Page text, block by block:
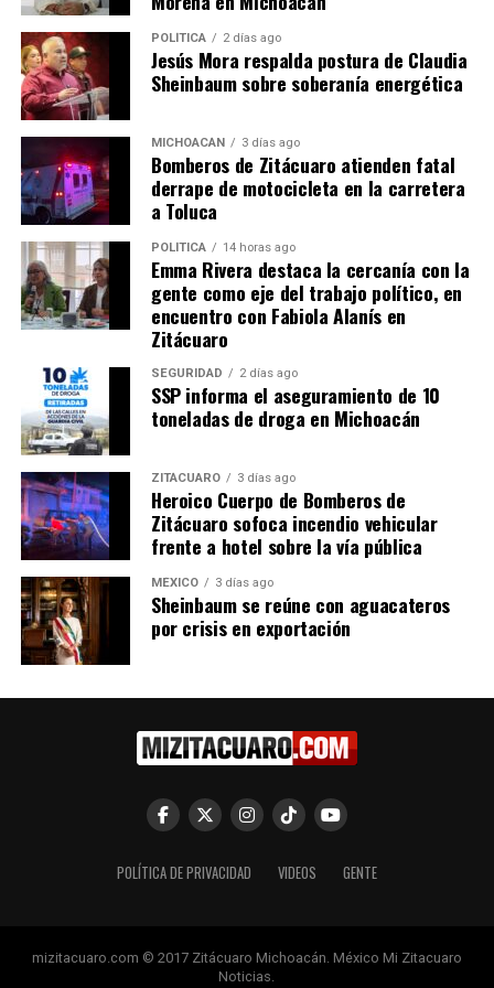
las8:30 p.m.
Es importante señalar que el Coro Monumental “AMICI”
es un proyecto financiado por la familia Medina que fue
creado hace dos años para brindar un espacio a las
personas amantes del canto para recrearse en este arte.
Finalmente invitó a los ciudadanos a participar y
disfrutar de estos eventos: ¡No te pierdas estos dos
maravillosos eventos musicales!
Comparte con:
Me gusta esto:
alumnos
Zitácuaro
7 agosto, 2016
POLÍTICA 2 días ago
Jesús Mora respalda postura de Claudia
Sheinbaum sobre soberanía energética
MICHOACÁN 3 días ago
Bomberos de Zitácuaro atienden fatal
derrape de motocicleta en la carretera
a Toluca
POLÍTICA 14 horas ago
Emma Rivera destaca la cercanía con la
gente como eje del trabajo político, en
encuentro con Fabiola Alanís en
Zitácuaro
SEGURIDAD 2 días ago
SSP informa el aseguramiento de 10
toneladas de droga en Michoacán
ZITÁCUARO 3 días ago
Heroico Cuerpo de Bomberos de
Zitácuaro sofoca incendio vehicular
frente a hotel sobre la vía pública
MÉXICO 3 días ago
Sheinbaum se reúne con aguacateros
por crisis en exportación
POLÍTICA DE PRIVACIDAD VIDEOS GENTE
mizitacuaro.com © 2017 Zitácuaro Michoacán. México Mi Zitacuaro
Noticias.